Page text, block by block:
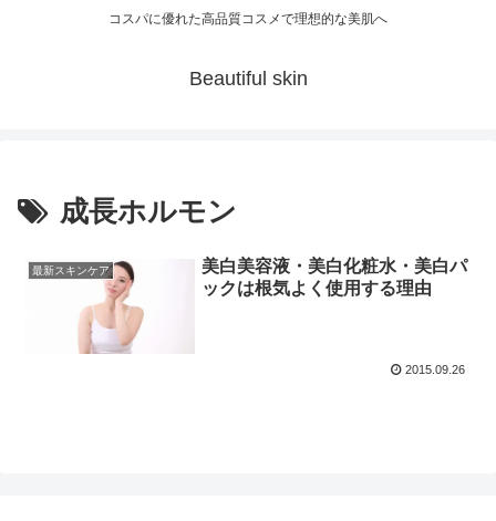
コスパに優れた高品質コスメで理想的な美肌へ
Beautiful skin
成長ホルモン
最新スキンケア
美白美容液・美白化粧水・美白パ
ックは根気よく使用する理由
2015.09.26